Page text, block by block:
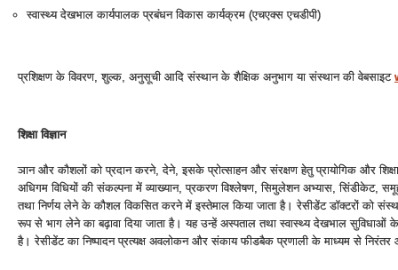
स्‍वास्‍थ्‍य देखभाल कार्यपालक प्रबंधन विकास कार्यक्रम (एचएक्‍स एचडीपी)
प्रशिक्षण के विवरण, शुल्‍क, अनुसूची आदि संस्‍थान के शैक्षिक अनुभाग या संस्‍थान की वेबसाइट
शिक्षा विज्ञान
ञान और कौशलों को प्रदान करने, देने, इसके प्रोत्‍साहन और संरक्षण हेतु प्रायोगिक और
अधिगम विधियों की संकल्‍पना में व्‍याख्‍यान, प्रकरण विश्‍लेषण, सिमुलेशन अभ्‍यास, सिंडीकेट,
तथा निर्णय लेने के कौशल विकसित करने में इस्‍तेमाल किया जाता है। रेसीडेंट डॉक्‍टरों को
रूप से भाग लेने का बढ़ावा दिया जाता है। यह उन्‍हें अस्‍पताल तथा स्‍वास्‍थ्‍य देखभाल
है। रेसीडेंट का निष्‍पादन प्रत्‍यक्ष अवलोकन और संकाय फीडबैक प्रणाली के माध्‍यम से